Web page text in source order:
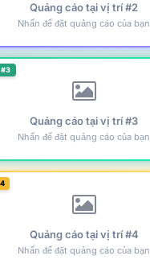
Quảng cáo tại vị trí #2
Nhấn để đặt quảng cáo của bạn
Quảng cáo tại vị trí #3
Nhấn để đặt quảng cáo của bạn
Quảng cáo tại vị trí #4
Nhấn để đặt quảng cáo của bạn